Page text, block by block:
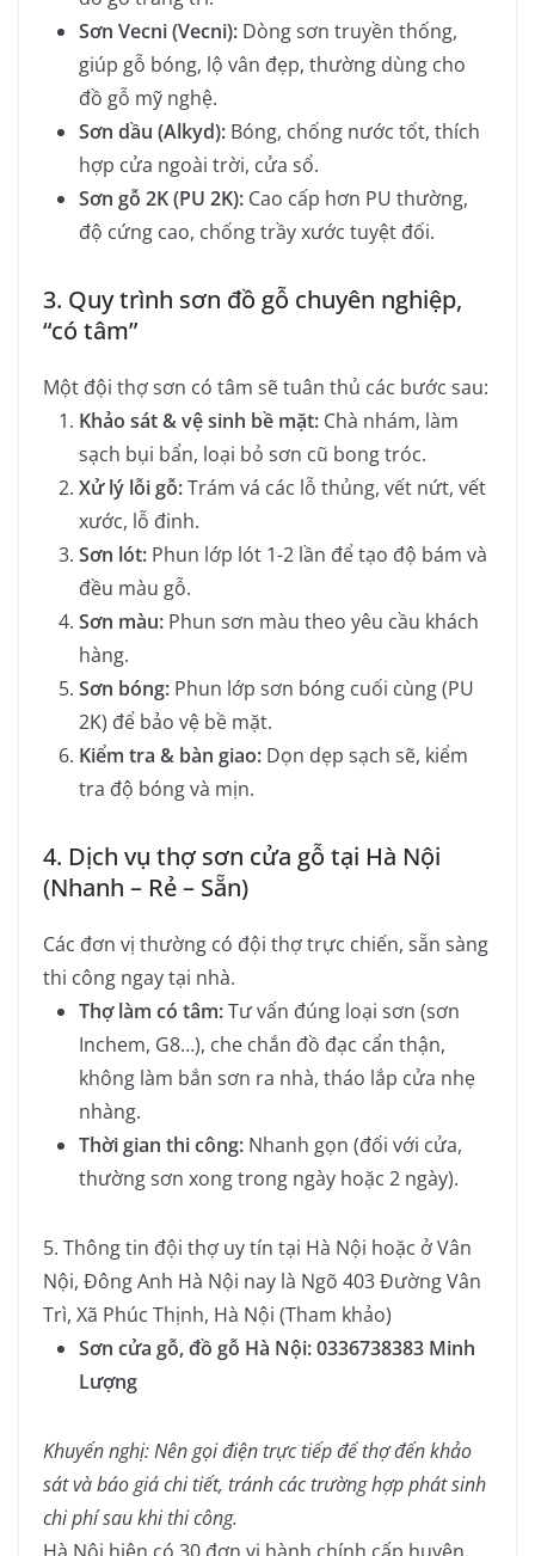
Sơn Vecni (Vecni): Dòng sơn truyền thống,
giúp gỗ bóng, lộ vân đẹp, thường dùng cho
đồ gỗ mỹ nghệ.
Sơn dầu (Alkyd): Bóng, chống nước tốt, thích
hợp cửa ngoài trời, cửa sổ.
Sơn gỗ 2K (PU 2K): Cao cấp hơn PU thường,
độ cứng cao, chống trầy xước tuyệt đối.
3. Quy trình sơn đồ gỗ chuyên nghiệp,
“có tâm”
Một đội thợ sơn có tâm sẽ tuân thủ các bước sau:
Khảo sát & vệ sinh bề mặt: Chà nhám, làm
sạch bụi bẩn, loại bỏ sơn cũ bong tróc.
Xử lý lỗi gỗ:Trám vá các lỗ thủng, vết nứt, vết
xước, lỗ đinh.
Sơn lót: Phun lớp lót 1-2 lần để tạo độ bám và
đều màu gỗ.
Sơn màu: Phun sơn màu theo yêu cầu khách
hàng.
Sơn bóng: Phun lớp sơn bóng cuối cùng (PU
2K) để bảo vệ bề mặt.
Kiểm tra & bàn giao: Dọn dẹp sạch sẽ, kiểm
tra độ bóng và mịn.
4. Dịch vụ thợ sơn cửa gỗ tại Hà Nội
(Nhanh – Rẻ – Sẵn)
Các đơn vị thường có đội thợ trực chiến, sẵn sàng
thi công ngay tại nhà.
Thợ làm có tâm:Tư vấn đúng loại sơn (sơn
Inchem, G8…), che chắn đồ đạc cẩn thận,
không làm bắn sơn ra nhà, tháo lắp cửa nhẹ
nhàng.
Thời gian thi công: Nhanh gọn (đối với cửa,
thường sơn xong trong ngày hoặc 2 ngày).
5. Thông tin đội thợ uy tín tại Hà Nội hoặc ở Vân
Nội, Đông Anh Hà Nội nay là Ngõ 403 Đường Vân
Trì, Xã Phúc Thịnh, Hà Nội (Tham khảo)
Sơn cửa gỗ, đồ gỗ Hà Nội: 0336738383 Minh
Lượng
Khuyến nghị: Nên gọi điện trực tiếp để thợ đến khảo
sát và báo giá chi tiết, tránh các trường hợp phát sinh
chi phí sau khi thi công.
Hà Nội hiện có 30 đơn vị hành chính cấp huyện,